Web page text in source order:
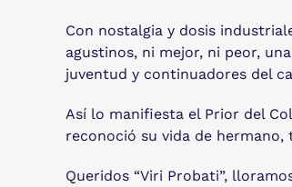
Con nostalgia y dosis
agustinos, ni mejor, ni peor,
juventud y continuadores del
Así lo manifiesta el Prior del
reconoció su vida de hermano,
Queridos “Viri Probati”,